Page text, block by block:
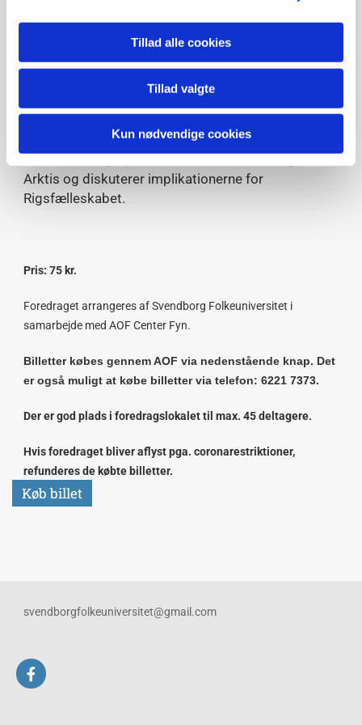
Tillad alle cookies
Tillad valgte
Kun nødvendige cookies
givet ikke vil ændre sig fremover, men spørgsmålet
er, hvordan det bedst gøres i konteksten af den
stigende stormagtskonkurrence i regionen og i en
tid, hvor Grønland og Færøerne udvikler stigende
ambitioner om at agere som selvstændige
Arktis og diskuterer implikationerne for
Rigsfælleskabet.
Pris: 75 kr.
Foredraget arrangeres af Svendborg Folkeuniversitet i
samarbejde med AOF Center Fyn.
Billetter købes gennem AOF via nedenstående knap. Det
er også muligt at købe billetter via telefon: 6221 7373.
Der er god plads i foredragslokalet til max. 45 deltagere.
Hvis foredraget bliver aflyst pga. coronarestriktioner,
refunderes de købte billetter.
Køb billet
svendborgfolkeuniversitet@gmail.com